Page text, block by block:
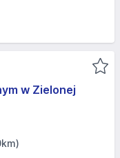
w Zielonej